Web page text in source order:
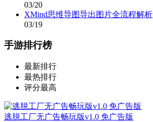
03/20
XMind思维导图导出图片全流程解析
03/19
手游排行榜
最新排行
最热排行
评分最高
逃脱工厂无广告畅玩版v1.0 免广告版